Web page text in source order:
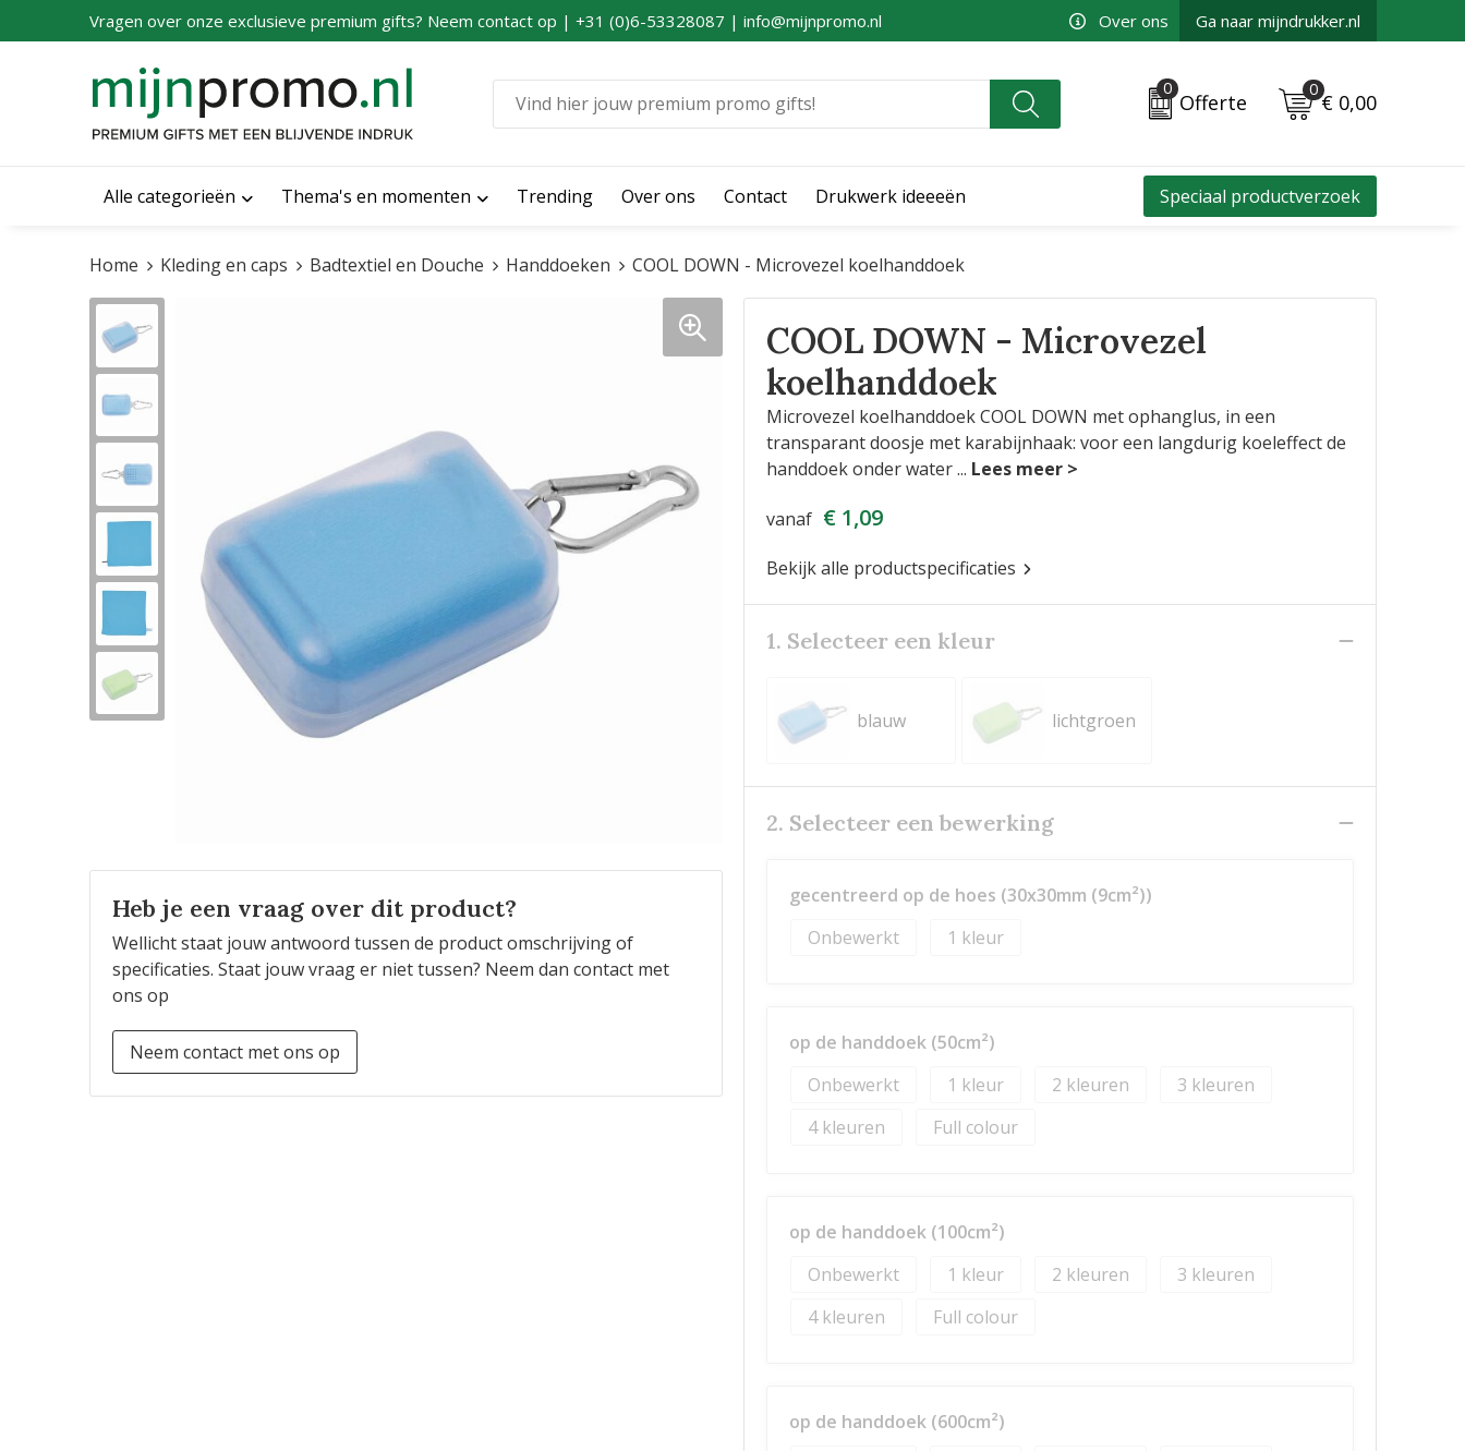
Vragen over onze exclusieve premium gifts? Neem contact op | +31 (0)6-53328087 | info@mijnpromo.nl Over ons Ga naar mijndrukker.nl
0
Offerte
0
€ 0,00
Alle categorieën Thema's en momenten Trending Over ons Contact Drukwerk ideeeën Speciaal productverzoek
Home Kleding en caps Badtextiel en Douche Handdoeken COOL DOWN - Microvezel koelhanddoek
Heb je een vraag over dit product?
Wellicht staat jouw antwoord tussen de product omschrijving of
specificaties. Staat jouw vraag er niet tussen? Neem dan contact met
ons op
Neem contact met ons op
COOL DOWN - Microvezel
koelhanddoek
Microvezel koelhanddoek COOL DOWN met ophanglus, in een
transparant doosje met karabijnhaak: voor een langdurig koeleffect de
handdoek onder water...
vanaf € 1,09
Bekijk alle productspecificaties
1. Selecteer een kleur
blauw lichtgroen
2. Selecteer een bewerking
gecentreerd op de hoes (30x30mm (9cm²))
Onbewerkt
1
op de handdoek (50cm²)
Onbewerkt
1 2
3
4
Full colour
op de handdoek (100cm²)
Onbewerkt
1 2
3
4
Full colour
op de handdoek (600cm²)